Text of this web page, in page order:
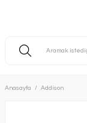
Anasayfa Addison